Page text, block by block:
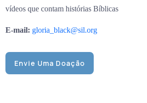
vídeos que contam histórias Bíblicas
E-mail: gloria_black@sil.org
Envie Uma Doação